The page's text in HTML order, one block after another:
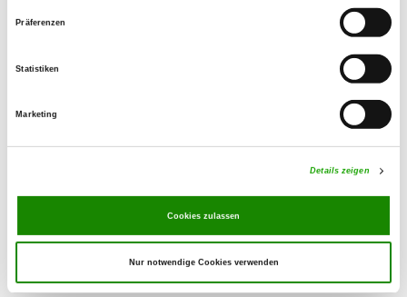
Präferenzen
Statistiken
Marketing
Details zeigen
Cookies zulassen
Nur notwendige Cookies verwenden
OG - Polle u. Umgeb.
Details